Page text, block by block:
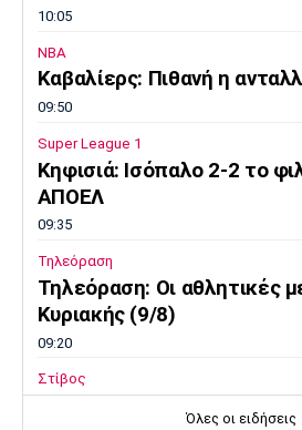
10:05
NBA
Καβαλίερς: Πιθανή η
09:50
Super League 1
Κηφισιά: Ισόπαλο 2-2 το
ΑΠΟΕΛ
09:35
Τηλεόραση
Τηλεόραση: Οι αθλητικές
Κυριακής (9/8)
09:20
Στίβος
Παγκόσμιο Πρωτάθλημα
Όλες οι ειδήσεις